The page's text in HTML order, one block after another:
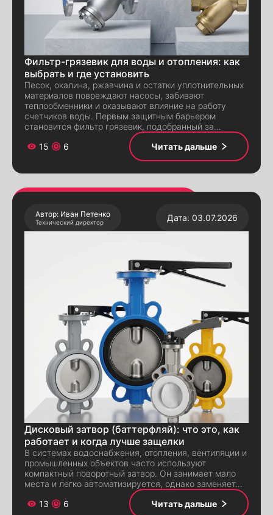
Фильтр-грязевик для воды и отопления: как
выбрать и где установить
Песок, окалина, ржавчина и остатки уплотнительных
материалов повреждают насосы, забивают
теплообменники и оказывают влияние на работу
счетчиков воды. Первым защитным барьером
становится фильтр грязевик, подобранный за…
15
6 Читать дальше
Автор: Иван Петенко
Технический директор Дата: 03.07.2026
Дисковый затвор (баттерфляй): что это, как
работает и когда лучше защелки
В системах водоснабжения, отопления, вентиляции и
промышленных объектов часто используют
компактный поворотный затвор. Он занимает мало
места и легко автоматизируется, однако заменяет…
13
6 Читать дальше